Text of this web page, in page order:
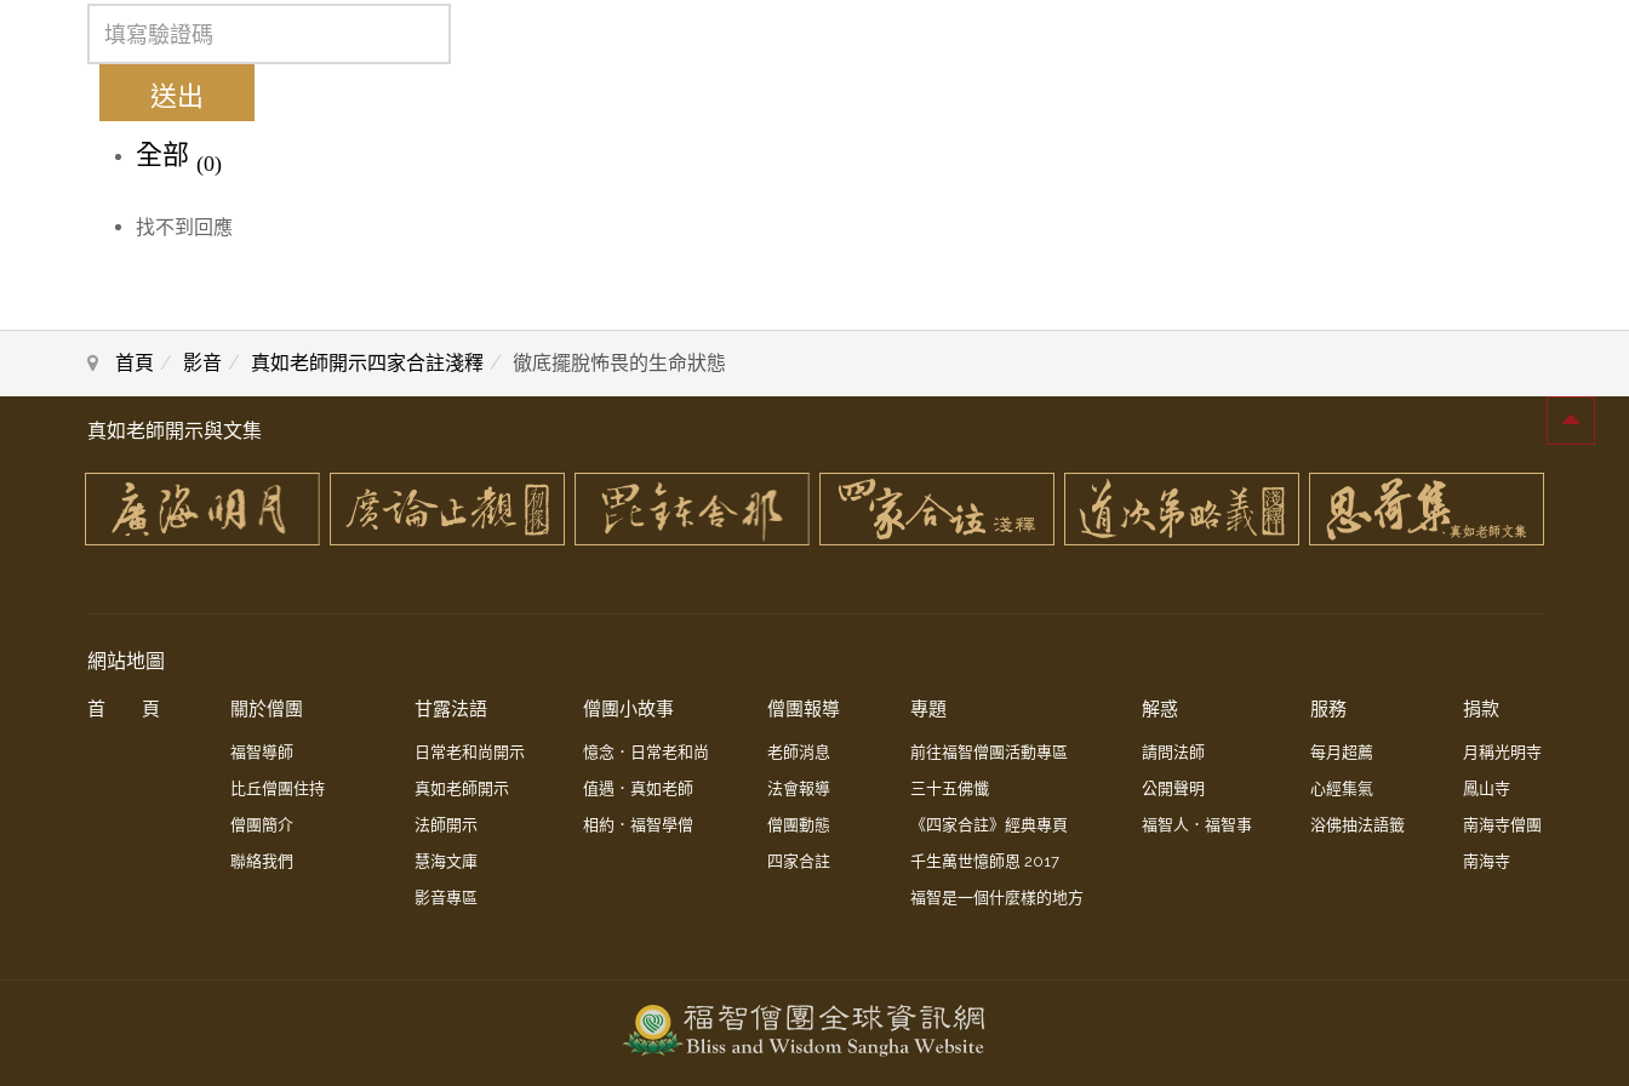
送出
全部 (0)
找不到回應
首頁 影音 真如老師開示四家合註淺釋 徹底擺脫怖畏的生命狀態
真如老師開示與文集
網站地圖
首 頁 關於僧團
福智導師
比丘僧團住持
僧團簡介
聯絡我們
甘露法語
日常老和尚開示
真如老師開示
法師開示
慧海文庫
影音專區
僧團小故事
憶念．日常老和尚
值遇．真如老師
相約．福智學僧
僧團報導
老師消息
法會報導
僧團動態
四家合註
專題
前往福智僧團活動專區
三十五佛懺
《四家合註》經典專頁
千生萬世憶師恩 2017
福智是一個什麼樣的地方
解惑
請問法師
公開聲明
福智人．福智事
服務
每月超薦
心經集氣
浴佛抽法語籤
捐款
月稱光明寺
鳳山寺
南海寺僧團
南海寺